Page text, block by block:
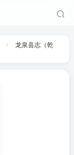
龙泉县志（乾